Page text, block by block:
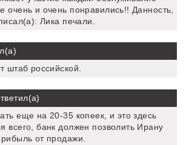
очень и очень понравились!! Данность,
Лика печали.
штаб российской.
еще на 20-35 копеек, и это здесь
всего, банк должен позволить Ирану
от продажи.